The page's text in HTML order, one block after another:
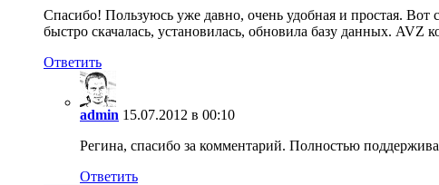
Спасибо! Пользуюсь уже давно, очень удобная и простая. Вот
быстро скачалась, установилась, обновила базу данных.
Ответить
admin 15.07.2012 в 00:10
Регина, спасибо за комментарий. Полностью
Ответить